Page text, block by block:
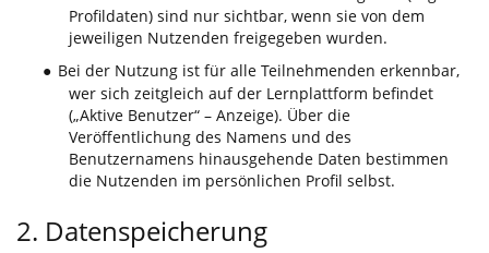
Profildaten) sind nur sichtbar, wenn sie von dem
jeweiligen Nutzenden freigegeben wurden.
● Bei der Nutzung ist für alle Teilnehmenden erkennbar,
wer sich zeitgleich auf der Lernplattform befindet
(„Aktive Benutzer“ – Anzeige). Über die
Veröffentlichung des Namens und des
Benutzernamens hinausgehende Daten bestimmen
die Nutzenden im persönlichen Profil selbst.
2. Datenspeicherung